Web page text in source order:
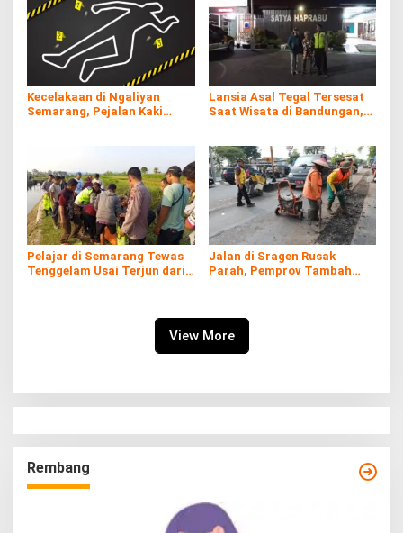
Kecelakaan di Ngaliyan
Semarang, Pejalan Kaki
Lansia Asal Tegal Tersesat
Saat Wisata di Bandungan,
Pelajar di Semarang Tewas
Tenggelam Usai Terjun dari
Jalan di Sragen Rusak
Parah, Pemprov Tambah
View More
Rembang